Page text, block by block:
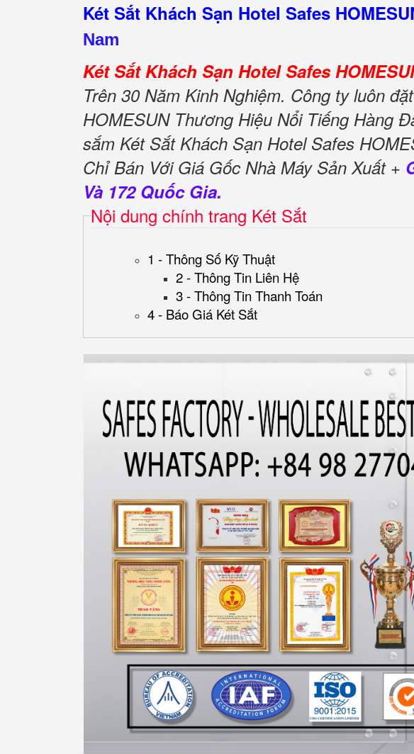
Két Sắt Khách Sạn Hotel Safes
Nam
Két Sắt Khách Sạn Hotel Safes
Trên 30 Năm Kinh Nghiệm. Công ty luôn
HOMESUN Thương Hiệu Nổi Tiếng Hàng
sắm Két Sắt Khách Sạn Hotel Safes
Chỉ Bán Với Giá Gốc Nhà Máy Sản Xuất +
Và 172 Quốc Gia.
Nội dung chính trang Két Sắt
1 - Thông Số Kỹ Thuật
2 - Thông Tin Liên Hệ
3 - Thông Tin Thanh Toán
4 - Báo Giá Két Sắt